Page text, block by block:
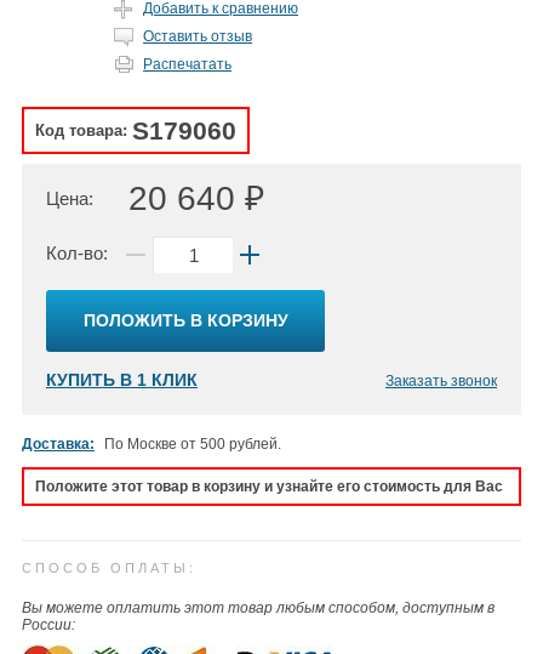
Добавить к сравнению
Оставить отзыв
Распечатать
Код товара: S179060
Цена: 20 640 ₽
Кол-во:
ПОЛОЖИТЬ В КОРЗИНУ
КУПИТЬ В 1 КЛИК Заказать звонок
Доставка: По Москве от 500 рублей.
Положите этот товар в корзину и узнайте его стоимость для Вас
СПОСОБ ОПЛАТЫ:
Вы можете оплатить этот товар любым способом, доступным в
России: